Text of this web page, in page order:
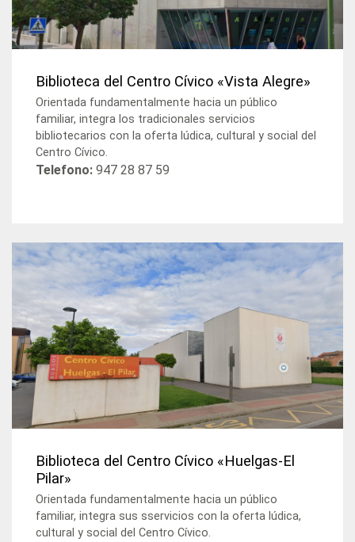
Biblioteca del Centro Cívico «Vista Alegre»
Orientada fundamentalmente hacia un público
familiar, integra los tradicionales servicios
bibliotecarios con la oferta lúdica, cultural y social del
Centro Cívico.
Telefono:947 28 87 59
Biblioteca del Centro Cívico «Huelgas-El
Pilar»
Orientada fundamentalmente hacia un público
familiar, integra sus sservicios con la oferta lúdica,
cultural y social del Centro Cívico.